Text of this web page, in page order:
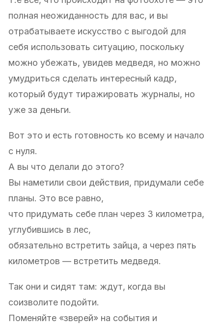
полная неожиданность для вас, и вы
отрабатываете искусство с выгодой для
себя использовать ситуацию, поскольку
можно убежать, увидев медведя, но можно
умудриться сделать интересный кадр,
который будут тиражировать журналы, но
уже за деньги.
Вот это и есть готовность ко всему и начало
с нуля.
А вы что делали до этого?
Вы наметили свои действия, придумали себе
планы. Это все равно,
что придумать себе план через 3 километра,
углубившись в лес,
обязательно встретить зайца, а через пять
километров — встретить медведя.
Так они и сидят там: ждут, когда вы
соизволите подойти.
Поменяйте «зверей» на события и